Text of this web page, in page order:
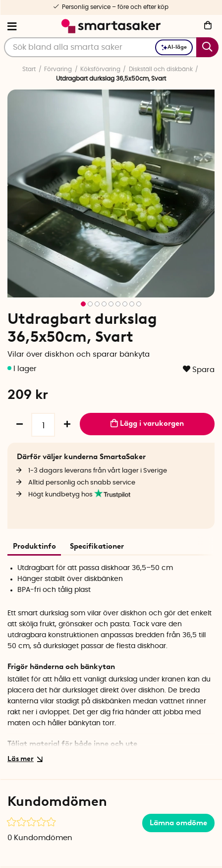
AI-läge
Personlig service – före och efter köp
Start Förvaring Köksförvaring
Diskställ och diskbänk
Utdragbart durkslag 36,5x50cm, Svart
Utdragbart durkslag
36,5x50cm, Svart
Vilar över diskhon och sparar bänkyta
Spara
209 kr
Lägg i varukorgen
Därför väljer kunderna SmartaSaker
1-3 dagars leverans från vårt lager i Sverige
Alltid personlig och snabb service
Högt kundbetyg hos
Produktinfo Specifikationer
Utdragbart för att passa diskhoar 36,5–50 cm
Hänger stabilt över diskbänken
BPA-fri och tålig plast
Ett smart durkslag som vilar över diskhon och gör det enkelt
att skölja frukt, grönsaker och pasta. Tack vare den
utdragbara konstruktionen anpassas bredden från 36,5 till
50 cm, så durkslaget passar de flesta diskhoar.
Frigör händerna och bänkytan
Istället för att hålla ett vanligt durkslag under kranen kan du
placera det här durkslaget direkt över diskhon. De breda
kanterna vilar stadigt på diskbänken medan vattnet rinner
rakt ner i avloppet. Det ger dig fria händer att jobba med
maten och håller bänkytan torr.
Tåligt material för både inne och ute
Durkslaget är tillverkat i kraftig, BPA-fri plast som håller för
vattnet effektivt samtidigt som innehållet stannar kvar.
Specifikationer
Material: BPA-fri plast
Kundomdömen
Lämna omdöme
0 Kundomdömen